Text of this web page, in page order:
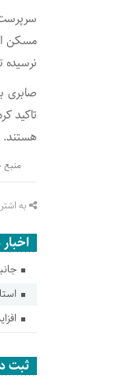
مسکن
تاکید
هستند.
منبع
به
استاندار:
افزایش ۵۳ درصدی
ثبت